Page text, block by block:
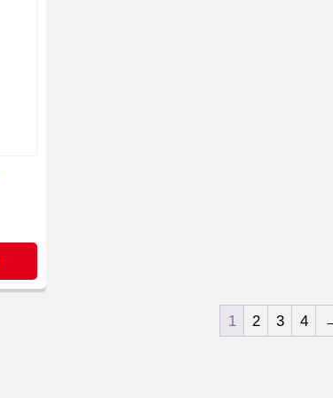
1 2 3 4